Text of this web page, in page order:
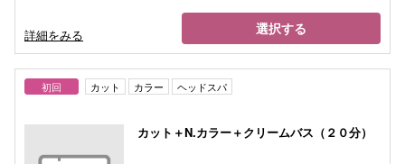
詳細をみる 選択する
初回 カット カラー ヘッドスパ
カット＋N.カラー＋クリームバス（２０分）